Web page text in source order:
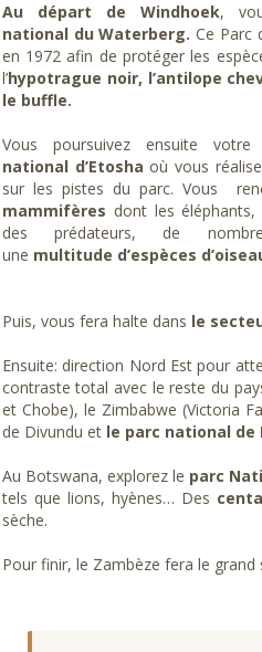
Au départ de Windhoek,
national du Waterberg. Ce Parc
en 1972 afin de protéger les
l’hypotrague noir, l’antilope
le buffle.
Vous poursuivez ensuite votre
national d’Etoshaoù vous
sur les pistes du parc. Vous
mammifères dont les
des prédateurs, de
une multitude d’espèces
Puis, vous fera halte dans le
Ensuite: direction Nord Est pour
contraste total avec le reste du
et Chobe), le Zimbabwe (Victoria
de Divundu et le parc national de
Au Botswana, explorez le parc
tels que lions, hyènes… Des
sèche.
Pour finir, le Zambèze fera le